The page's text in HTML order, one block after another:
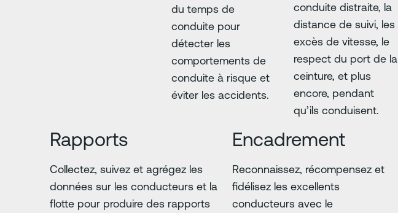
du temps de
conduite pour
détecter les
comportements de
conduite à risque et
éviter les accidents.
conduite distraite, la
distance de suivi, les
excès de vitesse, le
respect du port de la
ceinture, et plus
encore, pendant
qu’ils conduisent.
Rapports
Collectez, suivez et agrégez les
données sur les conducteurs et la
flotte pour produire des rapports
Encadrement
Reconnaissez, récompensez et
fidélisez les excellents
conducteurs avec le